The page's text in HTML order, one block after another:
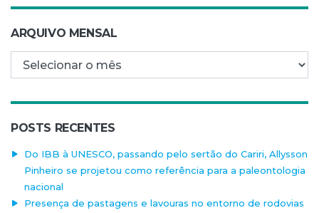
ARQUIVO MENSAL
Arquivo mensal
POSTS RECENTES
Do IBB à UNESCO, passando pelo sertão do Cariri, Allysson
Pinheiro se projetou como referência para a paleontologia
nacional
Presença de pastagens e lavouras no entorno de rodovias